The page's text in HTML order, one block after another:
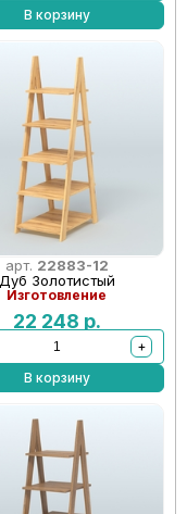
В корзину
арт. 22883-12
Дуб Золотистый
Изготовление
22 248 р.
+
В корзину